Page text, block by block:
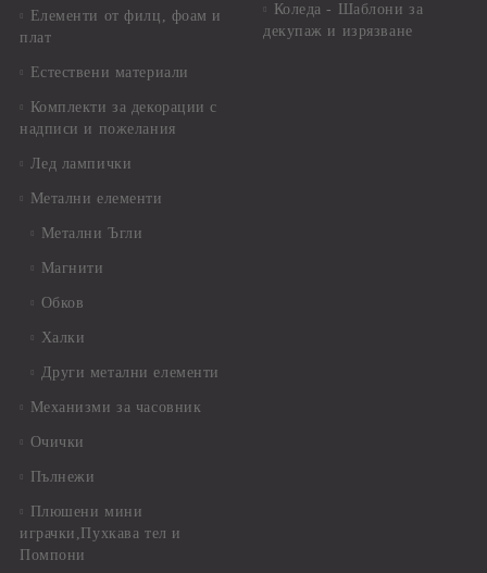
Елементи от филц, фоам и
плат
Естествени материали
Комплекти за декорации с
надписи и пожелания
Лед лампички
Метални елементи
Метални Ъгли
Магнити
Обков
Халки
Други метални елементи
Механизми за часовник
Очички
Пълнежи
Плюшени мини
играчки,Пухкава тел и
Помпони
Коледа - Шаблони за
декупаж и изрязване